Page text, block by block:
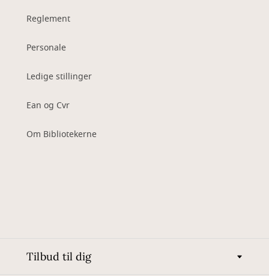
Reglement
Personale
Ledige stillinger
Ean og Cvr
Om Bibliotekerne
Tilbud til dig